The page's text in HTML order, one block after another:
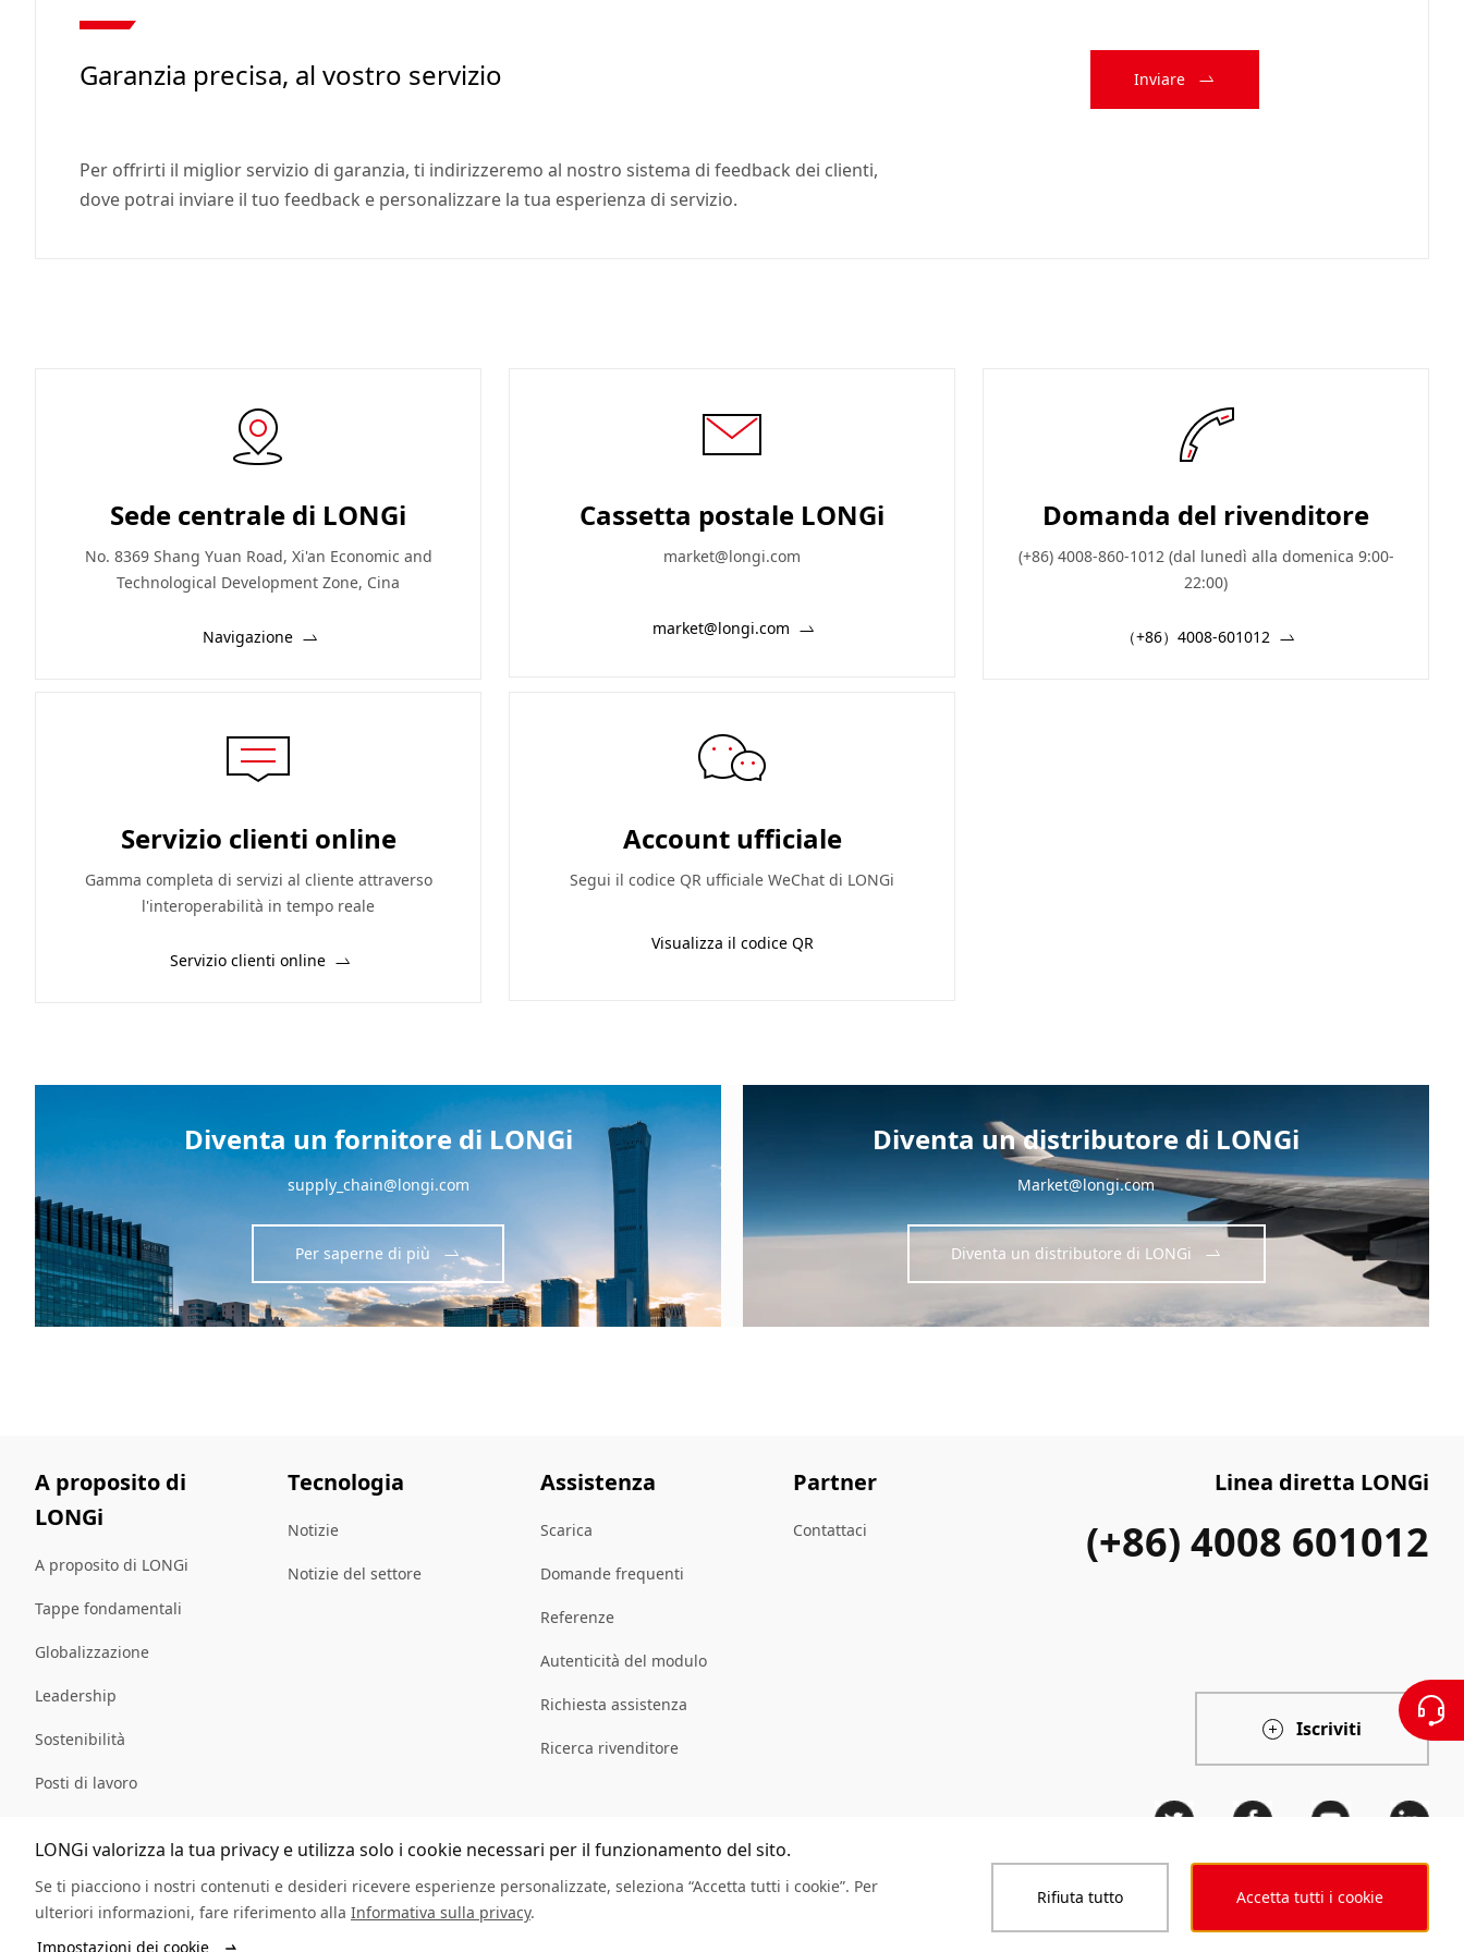
Garanzia precisa, al vostro servizio
Per offrirti il miglior servizio di garanzia, ti indirizzeremo al nostro sistema di feedback dei clienti,
dove potrai inviare il tuo feedback e personalizzare la tua esperienza di servizio.
Inviare
Sede centrale di LONGi
No. 8369 Shang Yuan Road, Xi'an Economic and
Technological Development Zone, Cina
Navigazione
Cassetta postale LONGi
market@longi.com
market@longi.com
Domanda del rivenditore
(+86) 4008-860-1012 (dal lunedì alla domenica 9:00-
22:00)
（+86）4008-601012
Servizio clienti online
Gamma completa di servizi al cliente attraverso
l'interoperabilità in tempo reale
Servizio clienti online
Account ufficiale
Segui il codice QR ufficiale WeChat di LONGi
Visualizza il codice QR
Diventa un fornitore di LONGi
supply_chain@longi.com
Per saperne di più
Diventa un distributore di LONGi
Market@longi.com
Diventa un distributore di LONGi
A proposito di
LONGi
A proposito di LONGi
Tappe fondamentali
Globalizzazione
Leadership
Sostenibilità
Posti di lavoro
Tecnologia
Notizie
Notizie del settore
Assistenza
Scarica
Domande frequenti
Referenze
Autenticità del modulo
Richiesta assistenza
Ricerca rivenditore
Partner
Contattaci
Linea diretta LONGi
(+86) 4008 601012
Iscriviti
© LONGi 2025 – Tutti i diritti riservati
LONGi valorizza la tua privacy e utilizza solo i cookie necessari per il funzionamento del sito.
Se ti piacciono i nostri contenuti e desideri ricevere esperienze personalizzate, seleziona “Accetta tutti i cookie”. Per
ulteriori informazioni, fare riferimento alla Informativa sulla privacy.
Impostazioni dei cookie
Rifiuta tutto Accetta tutti i cookie